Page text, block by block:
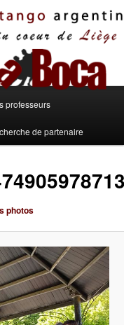
professeurs
de partenaire
photos